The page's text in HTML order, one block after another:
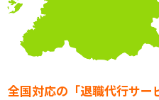
全国対応の「退職代行サー